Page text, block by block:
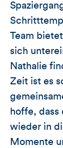
Team
sich
Nathalie
Zeit ist es
hoffe, dass
wieder in
Momente